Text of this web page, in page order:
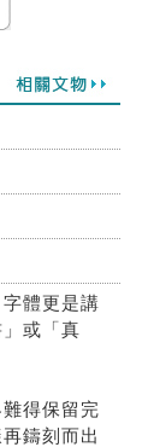
體更是講
或「真
得保留完
鑄刻而出